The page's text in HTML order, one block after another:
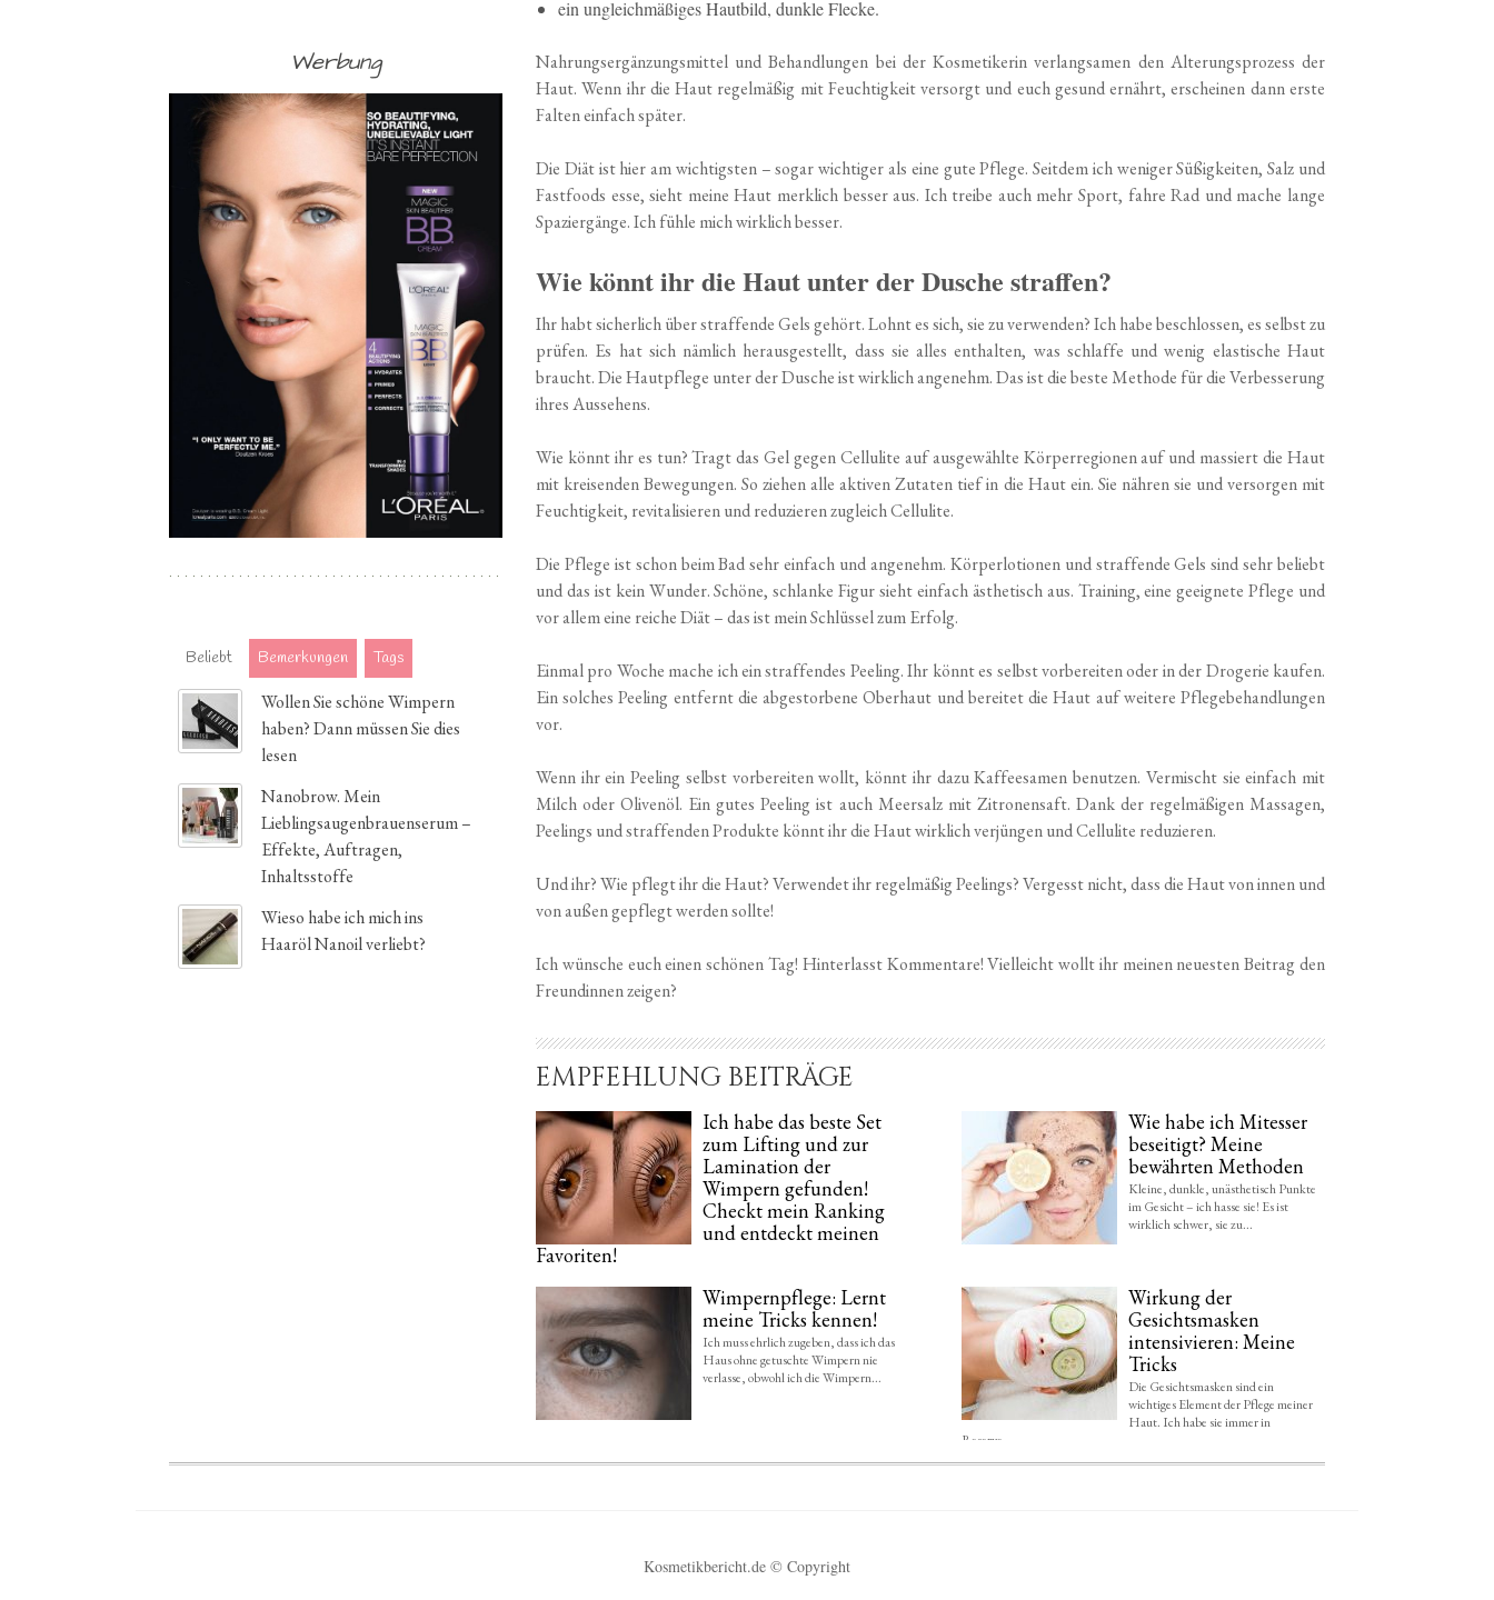
ein ungleichmäßiges Hautbild, dunkle Flecke.
Nahrungsergänzungsmittel und Behandlungen bei der Kosmetikerin verlangsamen den Alterungsprozess der
Haut. Wenn ihr die Haut regelmäßig mit Feuchtigkeit versorgt und euch gesund ernährt, erscheinen dann erste
Falten einfach später.
Die Diät ist hier am wichtigsten – sogar wichtiger als eine gute Pflege. Seitdem ich weniger Süßigkeiten, Salz und
Fastfoods esse, sieht meine Haut merklich besser aus. Ich treibe auch mehr Sport, fahre Rad und mache lange
Spaziergänge. Ich fühle mich wirklich besser.
Wie könnt ihr die Haut unter der Dusche straffen?
Ihr habt sicherlich über straffende Gels gehört. Lohnt es sich, sie zu verwenden? Ich habe beschlossen, es selbst zu
prüfen. Es hat sich nämlich herausgestellt, dass sie alles enthalten, was schlaffe und wenig elastische Haut
braucht. Die Hautpflege unter der Dusche ist wirklich angenehm. Das ist die beste Methode für die Verbesserung
ihres Aussehens.
Wie könnt ihr es tun? Tragt das Gel gegen Cellulite auf ausgewählte Körperregionen auf und massiert die Haut
mit kreisenden Bewegungen. So ziehen alle aktiven Zutaten tief in die Haut ein. Sie nähren sie und versorgen mit
Feuchtigkeit, revitalisieren und reduzieren zugleich Cellulite.
Die Pflege ist schon beim Bad sehr einfach und angenehm. Körperlotionen und straffende Gels sind sehr beliebt
und das ist kein Wunder. Schöne, schlanke Figur sieht einfach ästhetisch aus. Training, eine geeignete Pflege und
vor allem eine reiche Diät – das ist mein Schlüssel zum Erfolg.
Einmal pro Woche mache ich ein straffendes Peeling. Ihr könnt es selbst vorbereiten oder in der Drogerie kaufen.
Ein solches Peeling entfernt die abgestorbene Oberhaut und bereitet die Haut auf weitere Pflegebehandlungen
vor.
Wenn ihr ein Peeling selbst vorbereiten wollt, könnt ihr dazu Kaffeesamen benutzen. Vermischt sie einfach mit
Milch oder Olivenöl. Ein gutes Peeling ist auch Meersalz mit Zitronensaft. Dank der regelmäßigen Massagen,
Peelings und straffenden Produkte könnt ihr die Haut wirklich verjüngen und Cellulite reduzieren.
Und ihr? Wie pflegt ihr die Haut? Verwendet ihr regelmäßig Peelings? Vergesst nicht, dass die Haut von innen und
von außen gepflegt werden sollte!
Ich wünsche euch einen schönen Tag! Hinterlasst Kommentare! Vielleicht wollt ihr meinen neuesten Beitrag den
Freundinnen zeigen?
EMPFEHLUNG BEITRÄGE
Ich habe das beste Set
zum Lifting und zur
Lamination der
Wimpern gefunden!
Checkt mein Ranking
und entdeckt meinen
Favoriten!
verrückt bin, wenn es um...
Wie habe ich Mitesser
beseitigt? Meine
bewährten Methoden
Kleine, dunkle, unästhetisch Punkte
im Gesicht – ich hasse sie! Es ist
wirklich schwer, sie zu...
Wimpernpflege: Lernt
meine Tricks kennen!
Ich muss ehrlich zugeben, dass ich das
Haus ohne getuschte Wimpern nie
verlasse, obwohl ich die Wimpern...
Wirkung der
Gesichtsmasken
intensivieren: Meine
Tricks
Die Gesichtsmasken sind ein
wichtiges Element der Pflege meiner
Haut. Ich habe sie immer in
Reserve,...
Werbung
Beliebt Bemerkungen Tags
Wollen Sie schöne Wimpern
haben? Dann müssen Sie dies
lesen
Nanobrow. Mein
Lieblingsaugenbrauenserum –
Effekte, Auftragen,
Inhaltsstoffe
Wieso habe ich mich ins
Haaröl Nanoil verliebt?
Kosmetikbericht.de © Copyright